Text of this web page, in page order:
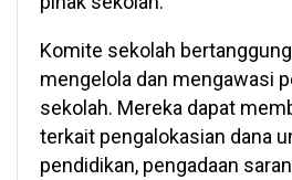
Komite sekolah
mengelola dan mengawasi
sekolah. Mereka dapat
terkait pengalokasian dana
pendidikan, pengadaan